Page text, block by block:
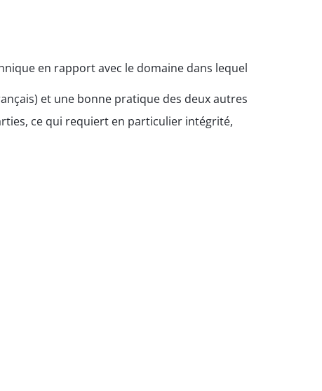
en rapport avec le domaine dans lequel
et une bonne pratique des deux autres
ce qui requiert en particulier intégrité,